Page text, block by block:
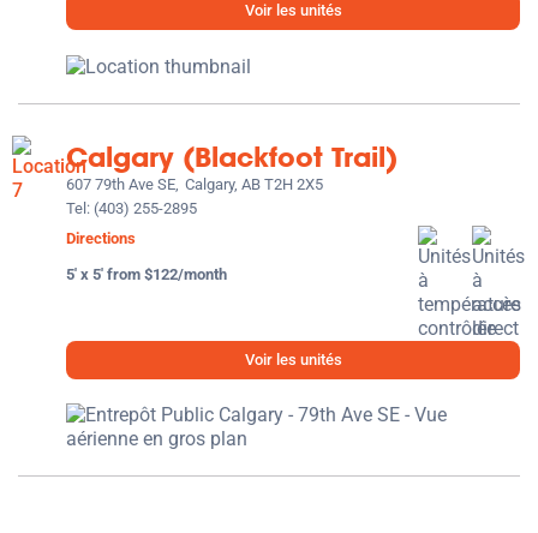
Voir les unités
Calgary (Blackfoot Trail)
607 79th Ave SE, Calgary, AB T2H 2X5
Tel: (403) 255-2895
Directions
5' x 5' from $122/month
Voir les unités